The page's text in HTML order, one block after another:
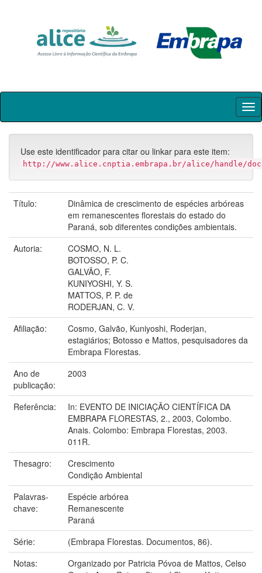
Skip
Use este identificador para citar ou linkar para este item:
http://www.alice.cnptia.embrapa.br/alice/handle/
Título:
Dinâmica de crescimento de espécies arbóreas
em remanescentes florestais do estado do
Paraná, sob diferentes condições ambientais.
Autoria:
COSMO, N. L.
BOTOSSO, P. C.
GALVÃO, F.
KUNIYOSHI, Y. S.
MATTOS, P. P. de
RODERJAN, C. V.
Afiliação:
Cosmo, Galvão, Kuniyoshi, Roderjan,
estagiários; Botosso e Mattos, pesquisadores da
Embrapa Florestas.
Ano de
publicação:
2003
Referência:
In: EVENTO DE INICIAÇÃO CIENTÍFICA DA
EMBRAPA FLORESTAS, 2., 2003, Colombo.
Anais. Colombo: Embrapa Florestas, 2003.
011R.
Thesagro:
Crescimento
Condição Ambiental
Palavras-
chave:
Espécie arbórea
Remanescente
Paraná
Série:
(Embrapa Florestas. Documentos, 86).
Notas:
Organizado por Patricia Póvoa de Mattos, Celso